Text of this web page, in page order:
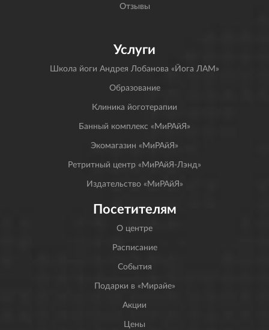
Отзывы
Услуги
Школа йоги Андрея Лобанова «Йога ЛАМ»
Образование
Клиника йоготерапии
Банный комплекс «МиРАйЯ»
Экомагазин «МиРАйЯ»
Ретритный центр «МиРАйЯ-Лэнд»
Издательство «МиРАйЯ»
Посетителям
О центре
Расписание
События
Подарки в «Мирайе»
Акции
Цены